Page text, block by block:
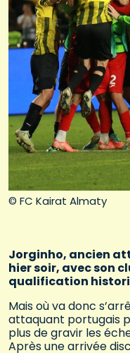
© FC Kairat Almaty
Jorginho, ancien
hier soir, avec son
qualification
Mais où va donc
attaquant portugais
plus de gravir les
Après une arrivée